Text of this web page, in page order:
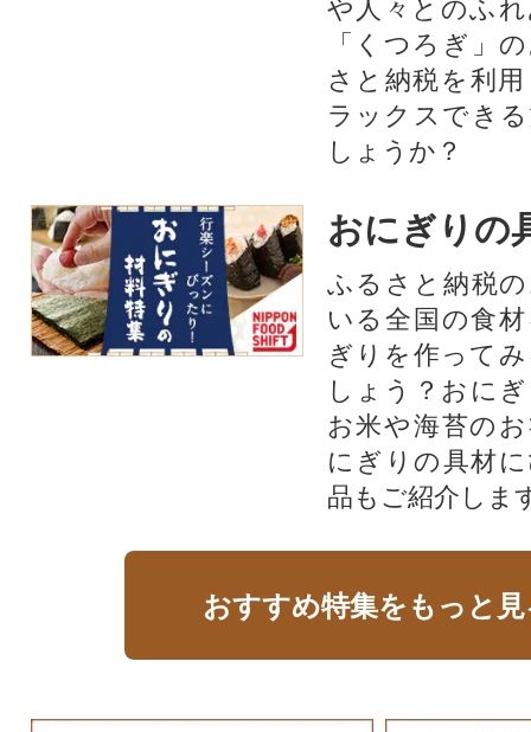
や人々とのふ
「くつろぎ」
さと納税を利
ラックスでき
しょうか？
おにぎりの
ふるさと納税
いる全国の食
ぎりを作って
しょう？おに
お米や海苔の
にぎりの具材
品もご紹介しま
おすすめ特集をもっと